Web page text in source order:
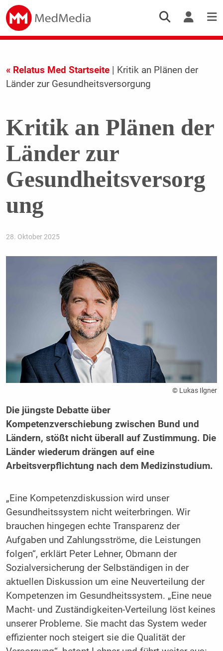
« Relatus Med Startseite| Kritik an Plänen der
Länder zur Gesundheitsversorgung
Kritik an Plänen der
Länder zur
Gesundheitsversorg
ung
28. Oktober 2025
© Lukas Ilgner
Die jüngste Debatte über
Kompetenzverschiebung zwischen Bund und
Ländern, stößt nicht überall auf Zustimmung. Die
Länder wiederum drängen auf eine
Arbeitsverpflichtung nach dem Medizinstudium.
„Eine Kompetenzdiskussion wird unser
Gesundheitssystem nicht weiterbringen. Wir
brauchen hingegen echte Transparenz der
Aufgaben und Zahlungsströme, die Leistungen
folgen“, erklärt Peter Lehner, Obmann der
Sozialversicherung der Selbständigen in der
aktuellen Diskussion um eine Neuverteilung der
Kompetenzen im Gesundheitssystem. „Eine neue
Macht- und Zuständigkeiten-Verteilung löst keines
unserer Probleme. Sie macht das System weder
effizienter noch steigert sie die Qualität der